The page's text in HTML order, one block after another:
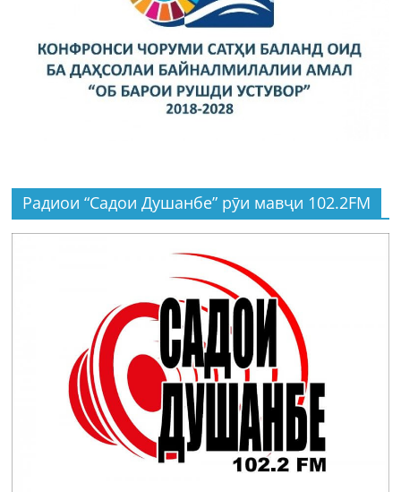
Радиои “Садои Душанбе” рӯи мавҷи 102.2FM